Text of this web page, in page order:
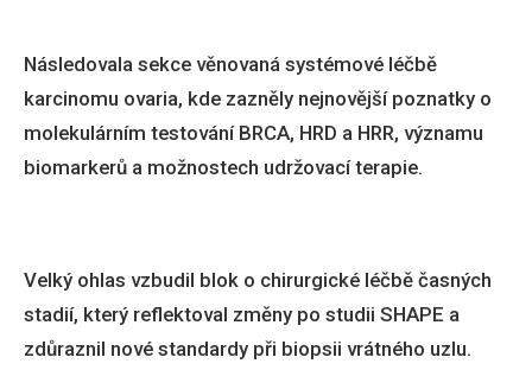
Následovala sekce věnovaná systémové léčbě
karcinomu ovaria, kde zazněly nejnovější poznatky o
molekulárním testování BRCA, HRD a HRR, významu
biomarkerů a možnostech udržovací terapie.
Velký ohlas vzbudil blok o chirurgické léčbě časných
stadií, který reflektoval změny po studii SHAPE a
zdůraznil nové standardy při biopsii vrátného uzlu.